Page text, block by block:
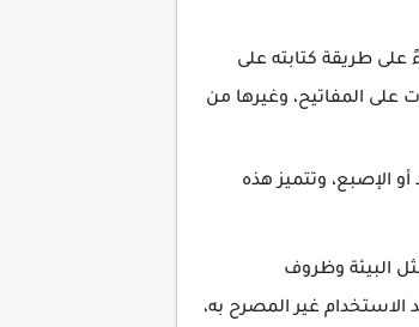
طريقة كتابته على
على المفاتيح، وغيرها من
الإصبع، وتتميز هذه
البيئة وظروف
الاستخدام غير المصرح به،